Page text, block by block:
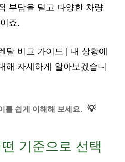
부담을 덜고 다양한 차량
죠.
탈 비교 가이드 | 내 상황에
해 자세하게 알아보겠습니
를 쉽게 이해해 보세요. 💡
기준으로 선택